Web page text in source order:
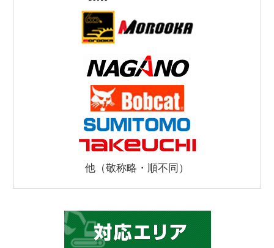
他（敬称略・順不同）